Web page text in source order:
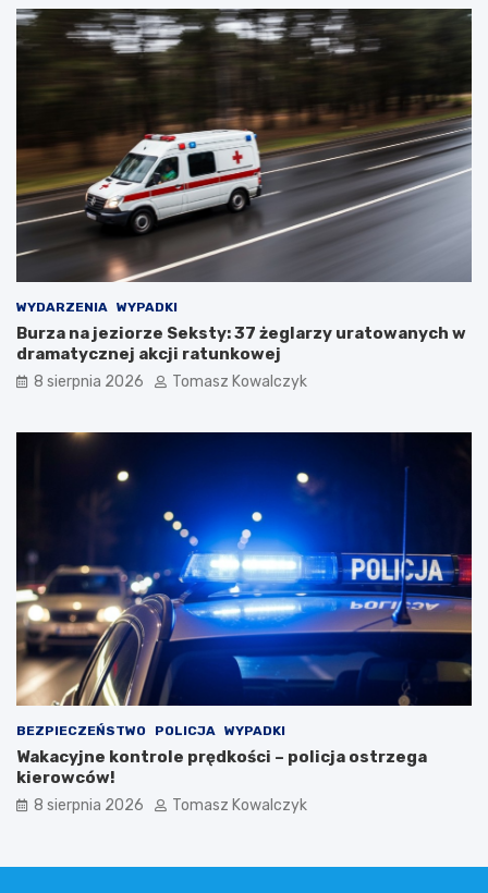
WYDARZENIA WYPADKI
Burza na jeziorze Seksty: 37 żeglarzy uratowanych w
dramatycznej akcji ratunkowej
8 sierpnia 2026 Tomasz Kowalczyk
BEZPIECZEŃSTWO POLICJA WYPADKI
Wakacyjne kontrole prędkości – policja ostrzega
kierowców!
8 sierpnia 2026 Tomasz Kowalczyk